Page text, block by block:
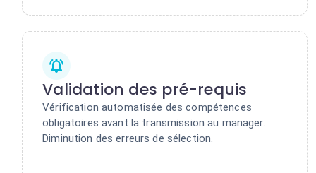
Validation des pré-requis
Vérification automatisée des compétences
obligatoires avant la transmission au manager.
Diminution des erreurs de sélection.